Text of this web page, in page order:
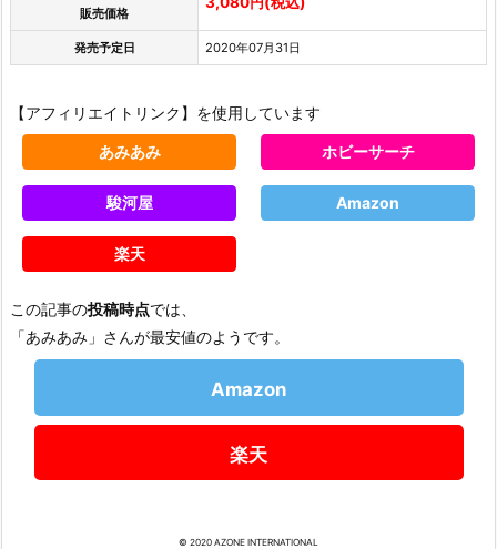
販売価格
発売予定日 2020年07月31日
【アフィリエイトリンク】を使用しています
あみあみ ホビーサーチ
駿河屋 Amazon
楽天
この記事の投稿時点では、
「あみあみ」さんが最安値のようです。
Amazon
楽天
© 2020 AZONE INTERNATIONAL